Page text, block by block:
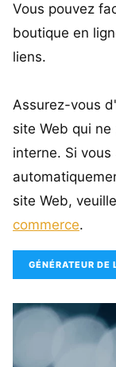
Vous pouvez
boutique en
liens.
Assurez-vous
site Web qui
interne. Si
site Web,
commerce.
GÉNÉRATEUR DE